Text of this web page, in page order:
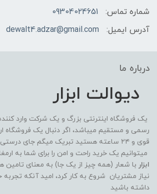
شماره تماس:
09304024651
آدرس ایمیل:
dewalt4.adzar@gmail.com
درباره ما
دیوالت ابزار
یک فروشگاه اینترنتی بزرگ و یک شرکت وارد
رسمی و مستقیم میباشد، اگر دنبال یک فروشگاه
قوی و ۲۴ ساعته هستید تبریک میگم جای
میتوانیم یک خرید راحت و امن را برای شما به
ابزار با شعار (همه چیز از یک جا) به معنای تامین
نیاز مشتریان شروع به کار کرد، امید آنکه تجربه
داشته باشید